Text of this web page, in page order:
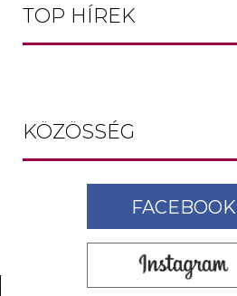
TOP HÍREK
KÖZÖSSÉG
FACEBOOK